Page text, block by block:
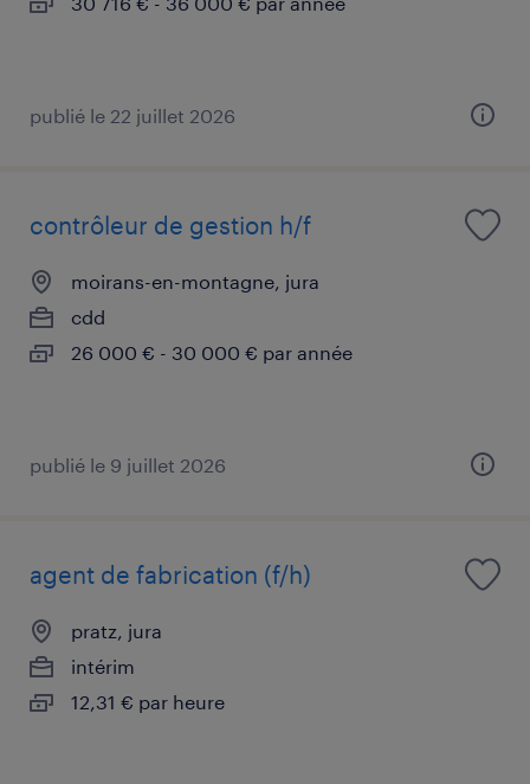
publié le 22 juillet 2026
contrôleur de gestion h/f
moirans-en-montagne, jura
cdd
26 000 € - 30 000 € par année
publié le 9 juillet 2026
agent de fabrication (f/h)
pratz, jura
intérim
12,31 € par heure